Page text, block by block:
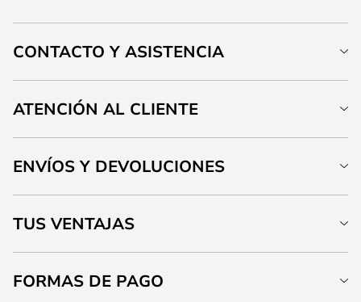
CONTACTO Y ASISTENCIA
ATENCIÓN AL CLIENTE
ENVÍOS Y DEVOLUCIONES
TUS VENTAJAS
FORMAS DE PAGO